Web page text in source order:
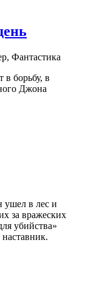
Фантастика
борьбу, в
Джона
ушел в лес и
за вражеских
убийства»